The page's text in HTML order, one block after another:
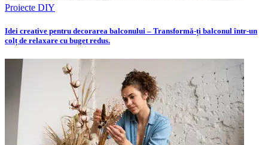
Proiecte DIY
Idei creative pentru decorarea balconului – Transformă-ți balconul într-un
colț de relaxare cu buget redus.